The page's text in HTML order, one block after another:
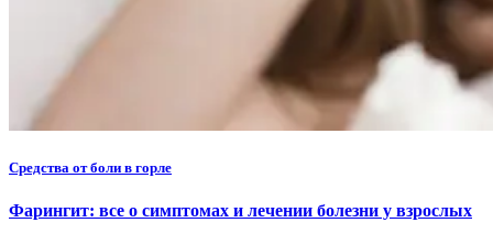
Средства от боли в горле
Фарингит: все о симптомах и лечении болезни у взрослых